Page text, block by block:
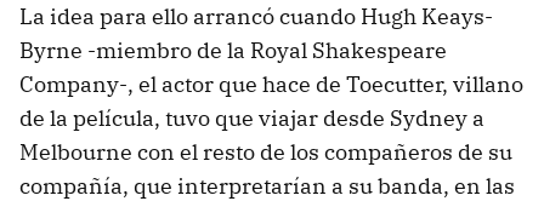
La idea para ello arrancó cuando Hugh Keays-
Byrne -miembro de la Royal Shakespeare
Company-, el actor que hace de Toecutter, villano
de la película, tuvo que viajar desde Sydney a
Melbourne con el resto de los compañeros de su
compañía, que interpretarían a su banda, en las